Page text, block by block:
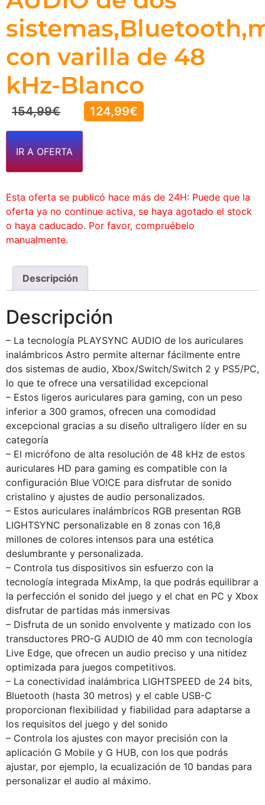
con varilla de 48
kHz-Blanco
154,99€ 124,99€
IR A OFERTA
Esta oferta se publicó hace más de 24H: Puede que la
oferta ya no continue activa, se haya agotado el stock
o haya caducado. Por favor, compruébelo
manualmente.
Descripción
Descripción
– La tecnología PLAYSYNC AUDIO de los auriculares
inalámbricos Astro permite alternar fácilmente entre
dos sistemas de audio, Xbox/Switch/Switch 2 y PS5/PC,
lo que te ofrece una versatilidad excepcional
– Estos ligeros auriculares para gaming, con un peso
inferior a 300 gramos, ofrecen una comodidad
excepcional gracias a su diseño ultraligero líder en su
categoría
– El micrófono de alta resolución de 48 kHz de estos
auriculares HD para gaming es compatible con la
configuración Blue VO!CE para disfrutar de sonido
cristalino y ajustes de audio personalizados.
– Estos auriculares inalámbricos RGB presentan RGB
LIGHTSYNC personalizable en 8 zonas con 16,8
millones de colores intensos para una estética
deslumbrante y personalizada.
– Controla tus dispositivos sin esfuerzo con la
tecnología integrada MixAmp, la que podrás equilibrar a
la perfección el sonido del juego y el chat en PC y Xbox
disfrutar de partidas más inmersivas
– Disfruta de un sonido envolvente y matizado con los
transductores PRO-G AUDIO de 40 mm con tecnología
Live Edge, que ofrecen un audio preciso y una nitidez
optimizada para juegos competitivos.
– La conectividad inalámbrica LIGHTSPEED de 24 bits,
Bluetooth (hasta 30 metros) y el cable USB-C
proporcionan flexibilidad y fiabilidad para adaptarse a
los requisitos del juego y del sonido
– Controla los ajustes con mayor precisión con la
aplicación G Mobile y G HUB, con los que podrás
ajustar, por ejemplo, la ecualización de 10 bandas para
personalizar el audio al máximo.